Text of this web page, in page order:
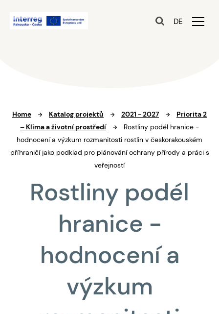
DE
Home Katalog projektů 2021 - 2027
Priorita 2
– Klima a životní prostředí
Rostliny podél hranice -
hodnocení a výzkum rozmanitosti rostlin v českorakouském
příhraničí jako podklad pro plánování ochrany přírody a práci s
veřejností
Rostliny podél
hranice -
hodnocení a
výzkum